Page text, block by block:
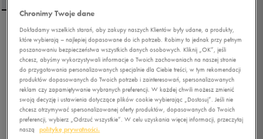
FILA SZORTY KOBUKO
5.0 4
69,99zł-30%(cena bezpośrednio przed promocją)
59,49zł-18% (najniższa cena z 30 dni przed obniżką)
48,99zł z Vat
Chronimy Twoje dane
Dokładamy wszelkich starań, aby zakupy naszych Klientów były udane, a produkty,
które wybierają – najlepiej dopasowane do ich potrzeb. Robimy to jednak przy pełnym
poszanowaniu bezpieczeństwa wszystkich danych osobowych. Kliknij „OK”, jeśli
chcesz, abyśmy wykorzystywali informacje o Twoich zachowaniach na naszej stronie
do przygotowania personalizowanych specjalnie dla Ciebie treści, w tym rekomendacji
produktów dopasowanych do Twoich potrzeb i zainteresowań, spersonalizowanych
reklam czy zapamiętywanie wybranych preferencji. W każdej chwili możesz zmienić
swoją decyzję i ustawienia dotyczące plików cookie wybierając „Dostosuj”. Jeśli nie
chcesz otrzymywać spersonalizowanej oferty produktów, dopasowanych do Twoich
preferencji, wybierz „Odrzuć wszystkie”. W celu uzyskania więcej informacji, przeczytaj
naszą
politykę prywatności.